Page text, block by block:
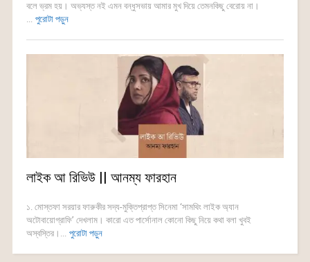
বলে ভ্রম হয়। অভ্যস্ত নই এমন বন্ধুসভায় আমার মুখ দিয়ে তেমনকিছু বেরোয় না।
... পুরোটা পড়ুন
লাইক আ রিভিউ || আনম্য ফারহান
১. মোস্তফা সরয়ার ফারুকীর সদ্য-মুক্তিপ্রাপ্ত সিনেমা ‘সামথিং লাইক অ্যান
অটোবায়োগ্রাফি’ দেখলাম। কারো এত পার্সোনাল কোনো কিছু নিয়ে কথা বলা খুবই
অস্বস্তির।... পুরোটা পড়ুন